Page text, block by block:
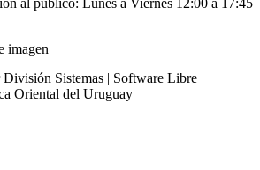
al público: Lunes a Viernes 12:00 a 17:45
Sistemas | Software Libre
Oriental del Uruguay